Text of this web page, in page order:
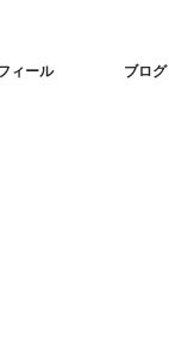
ィール ブログ